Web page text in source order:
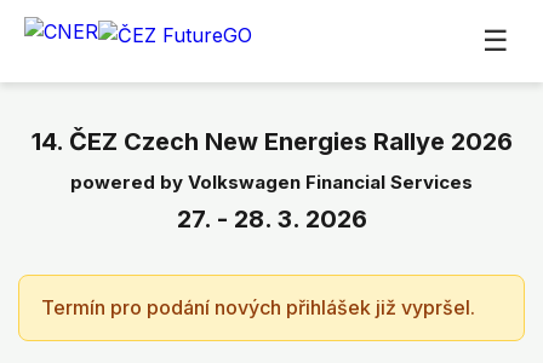
☰
14. ČEZ Czech New Energies Rallye 2026
powered by Volkswagen Financial Services
27. - 28. 3. 2026
Termín pro podání nových přihlášek již vypršel.